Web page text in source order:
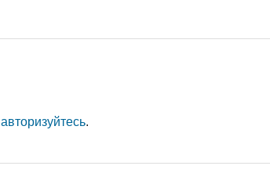
авторизуйтесь.